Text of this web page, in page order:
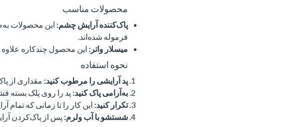
محصولات مناسب
پاک‌کننده آرایش چشم: این محصولات
فرموله شده‌اند.
میسلار واتر: این محصول چندکاره
نحوه استفاده
پد آرایشی را مرطوب کنید: مقداری از
به‌آرامی پاک کنید: پد را روی پلک بسته
تکرار کنید: این کار را تا زمانی که تمام
شستشو با آب ولرم: پس از پاک‌کردن